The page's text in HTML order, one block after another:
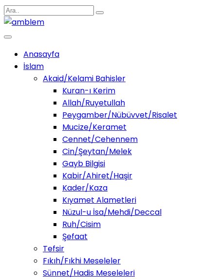
Anasayfa
İslam
Akaid/Kelami Bahisler
Kuran-ı Kerim
Allah/Ruyetullah
Peygamber/Nübüvvet/Risalet
Mucize/Keramet
Cennet/Cehennem
Cin/Şeytan/Melek
Gayb Bilgisi
Kabir/Ahiret/Haşir
Kader/Kaza
Kıyamet Alametleri
Nüzul-u İsa/Mehdi/Deccal
Ruh/Cisim
Şefaat
Tefsir
Fıkıh/Fıkhi Meseleler
Sünnet/Hadis Meseleleri